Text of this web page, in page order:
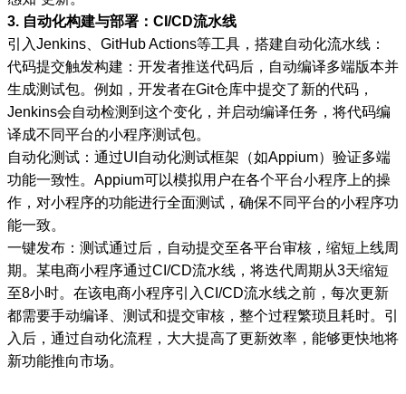
3. 自动化构建与部署：CI/CD流水线
引入Jenkins、GitHub Actions等工具，搭建自动化流水线：
代码提交触发构建：开发者推送代码后，自动编译多端版本并
生成测试包。例如，开发者在Git仓库中提交了新的代码，
Jenkins会自动检测到这个变化，并启动编译任务，将代码编
译成不同平台的小程序测试包。
自动化测试：通过UI自动化测试框架（如Appium）验证多端
功能一致性。Appium可以模拟用户在各个平台小程序上的操
作，对小程序的功能进行全面测试，确保不同平台的小程序功
能一致。
一键发布：测试通过后，自动提交至各平台审核，缩短上线周
期。某电商小程序通过CI/CD流水线，将迭代周期从3天缩短
至8小时。在该电商小程序引入CI/CD流水线之前，每次更新
都需要手动编译、测试和提交审核，整个过程繁琐且耗时。引
入后，通过自动化流程，大大提高了更新效率，能够更快地将
新功能推向市场。